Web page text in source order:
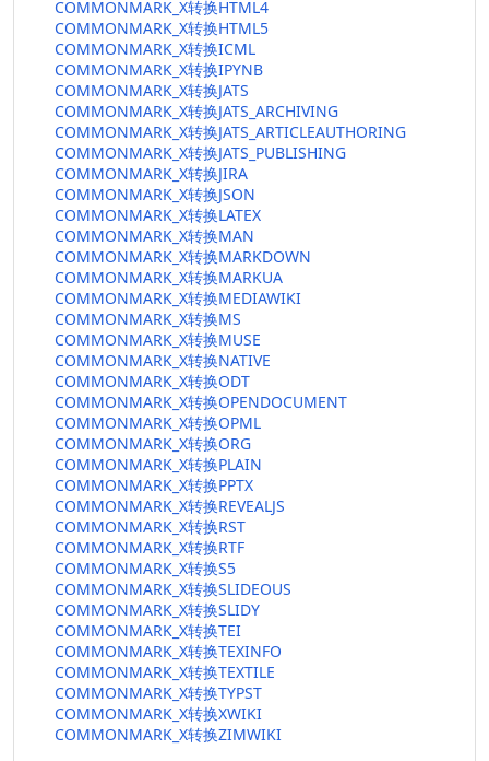
COMMONMARK_X转换HTML4
COMMONMARK_X转换HTML5
COMMONMARK_X转换ICML
COMMONMARK_X转换IPYNB
COMMONMARK_X转换JATS
COMMONMARK_X转换JATS_ARCHIVING
COMMONMARK_X转换JATS_ARTICLEAUTHORING
COMMONMARK_X转换JATS_PUBLISHING
COMMONMARK_X转换JIRA
COMMONMARK_X转换JSON
COMMONMARK_X转换LATEX
COMMONMARK_X转换MAN
COMMONMARK_X转换MARKDOWN
COMMONMARK_X转换MARKUA
COMMONMARK_X转换MEDIAWIKI
COMMONMARK_X转换MS
COMMONMARK_X转换MUSE
COMMONMARK_X转换NATIVE
COMMONMARK_X转换ODT
COMMONMARK_X转换OPENDOCUMENT
COMMONMARK_X转换OPML
COMMONMARK_X转换ORG
COMMONMARK_X转换PLAIN
COMMONMARK_X转换PPTX
COMMONMARK_X转换REVEALJS
COMMONMARK_X转换RST
COMMONMARK_X转换RTF
COMMONMARK_X转换S5
COMMONMARK_X转换SLIDEOUS
COMMONMARK_X转换SLIDY
COMMONMARK_X转换TEI
COMMONMARK_X转换TEXINFO
COMMONMARK_X转换TEXTILE
COMMONMARK_X转换TYPST
COMMONMARK_X转换XWIKI
COMMONMARK_X转换ZIMWIKI